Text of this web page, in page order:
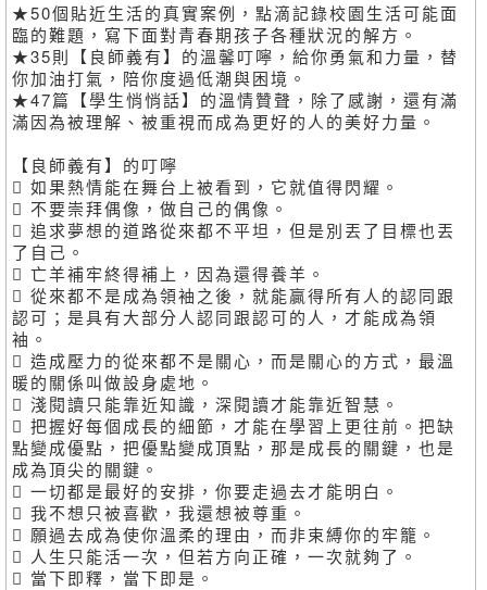
★50個貼近生活的真實案例，點滴記錄校園生活可能面
臨的難題，寫下面對青春期孩子各種狀況的解方。
★35則【良師義有】的溫馨叮嚀，給你勇氣和力量，替
你加油打氣，陪你度過低潮與困境。
★47篇【學生悄悄話】的溫情贊聲，除了感謝，還有滿
滿因為被理解、被重視而成為更好的人的美好力量。
【良師義有】的叮嚀
 如果熱情能在舞台上被看到，它就值得閃耀。
 不要崇拜偶像，做自己的偶像。
 追求夢想的道路從來都不平坦，但是別丟了目標也丟
了自己。
 亡羊補牢終得補上，因為還得養羊。
 從來都不是成為領袖之後，就能贏得所有人的認同跟
認可；是具有大部分人認同跟認可的人，才能成為領
袖。
 造成壓力的從來都不是關心，而是關心的方式，最溫
暖的關係叫做設身處地。
 淺閱讀只能靠近知識，深閱讀才能靠近智慧。
 把握好每個成長的細節，才能在學習上更往前。把缺
點變成優點，把優點變成頂點，那是成長的關鍵，也是
成為頂尖的關鍵。
 一切都是最好的安排，你要走過去才能明白。
 我不想只被喜歡，我還想被尊重。
 願過去成為使你溫柔的理由，而非束縛你的牢籠。
 人生只能活一次，但若方向正確，一次就夠了。
 當下即釋，當下即是。